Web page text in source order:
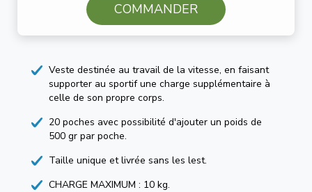
COMMANDER
Veste destinée au travail de la vitesse, en faisant
supporter au sportif une charge supplémentaire à
celle de son propre corps.
20 poches avec possibilité d'ajouter un poids de
500 gr par poche.
Taille unique et livrée sans les lest.
CHARGE MAXIMUM : 10 kg.